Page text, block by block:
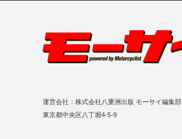
運営会社：株式会社八重洲出版 モーサイ編集部
東京都中央区八丁堀4-5-9